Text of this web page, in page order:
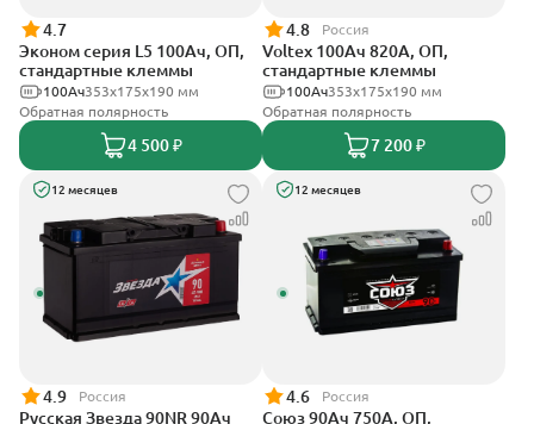
4.7
Эконом серия L5 100Ач, ОП,
стандартные клеммы
353х175х190 мм
100Ач
Обратная полярность
4 500 ₽
4.8 Россия
Voltex 100Ач 820А, ОП,
стандартные клеммы
353х175х190 мм
100Ач
Обратная полярность
7 200 ₽
12 месяцев
4.9 Россия
Русская Звезда 90NR 90Ач
12 месяцев
4.6 Россия
Союз 90Ач 750А, ОП,